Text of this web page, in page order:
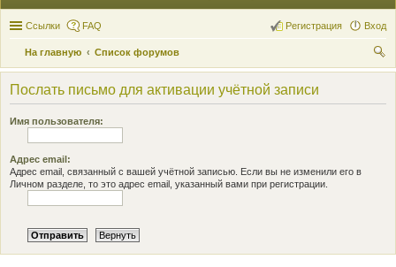
Ссылки FAQ Вход
Регистрация
На главную
Список форумов
ои
Послать письмо для активации учётной записи
Имя пользователя:
Адрес email:
Адрес email, связанный с вашей учётной записью. Если вы не изменили его в
Личном разделе, то это адрес email, указанный вами при регистрации.